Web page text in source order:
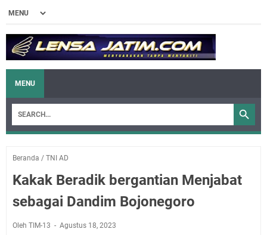
MENU
Beranda / TNI AD
Kakak Beradik bergantian Menjabat
sebagai Dandim Bojonegoro
Oleh TIM-13 Agustus 18, 2023